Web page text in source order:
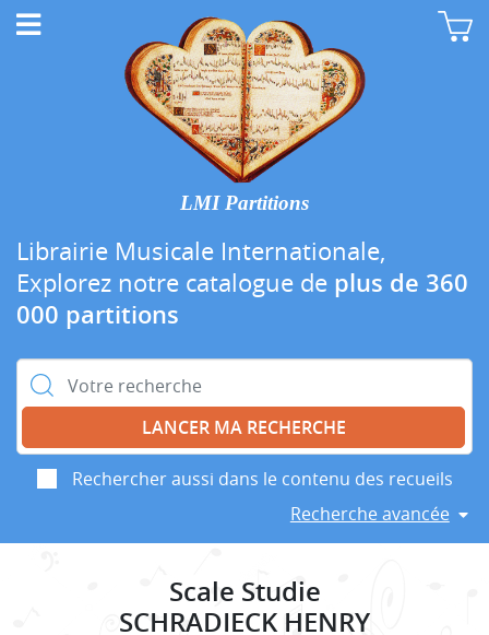
LMI Partitions
Librairie Musicale Internationale,
Explorez notre catalogue de plus de 360
000 partitions
Rechercher :
Rechercher aussi dans le contenu des recueils
Recherche avancée
Scale Studie
SCHRADIECK HENRY